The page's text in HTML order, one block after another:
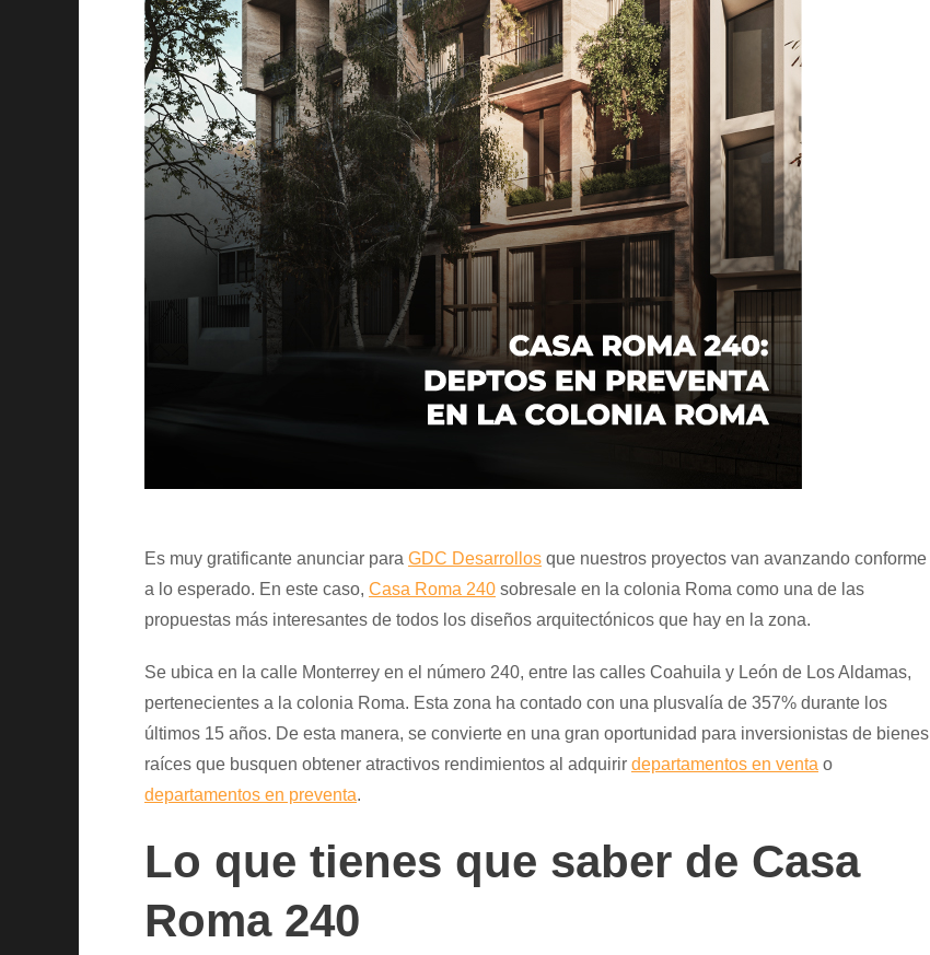
Es muy gratificante anunciar para GDC Desarrollos que nuestros proyectos van avanzando conforme
a lo esperado. En este caso, Casa Roma 240 sobresale en la colonia Roma como una de las
propuestas más interesantes de todos los diseños arquitectónicos que hay en la zona.
Se ubica en la calle Monterrey en el número 240, entre las calles Coahuila y León de Los Aldamas,
pertenecientes a la colonia Roma. Esta zona ha contado con una plusvalía de 357% durante los
últimos 15 años. De esta manera, se convierte en una gran oportunidad para inversionistas de bienes
raíces que busquen obtener atractivos rendimientos al adquirir departamentos en venta o
departamentos en preventa.
Lo que tienes que saber de Casa
Roma 240